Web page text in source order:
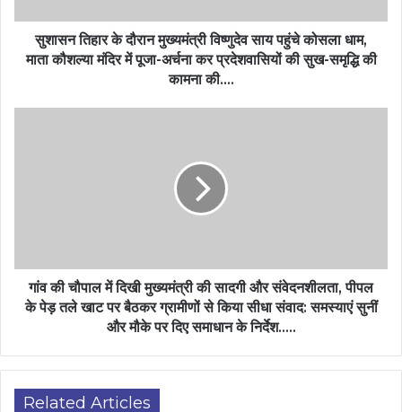
सुशासन तिहार के दौरान मुख्यमंत्री विष्णुदेव साय पहुंचे कोसला धाम,
माता कौशल्या मंदिर में पूजा-अर्चना कर प्रदेशवासियों की सुख-समृद्धि की
कामना की….
गांव की चौपाल में दिखी मुख्यमंत्री की सादगी और संवेदनशीलता, पीपल
के पेड़ तले खाट पर बैठकर ग्रामीणों से किया सीधा संवाद: समस्याएं सुनीं
और मौके पर दिए समाधान के निर्देश…..
Related Articles